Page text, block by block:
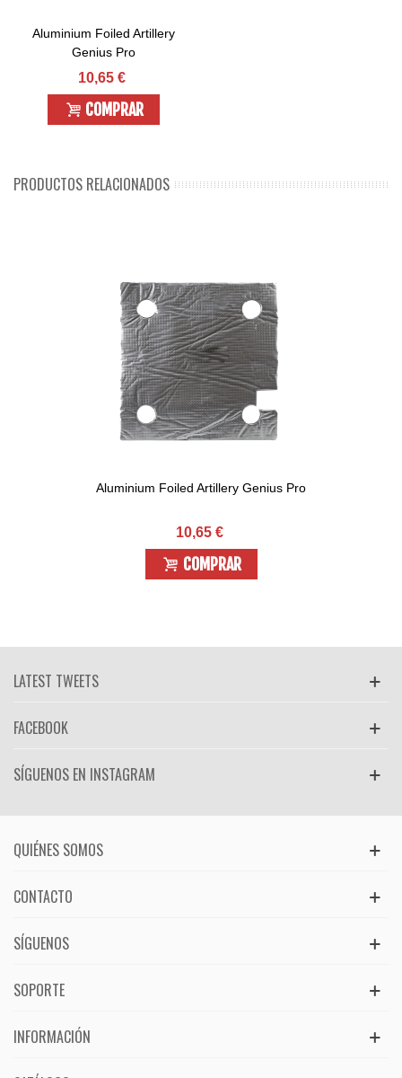
Aluminium Foiled Artillery
Genius Pro
10,65 €
COMPRAR
PRODUCTOS RELACIONADOS
Aluminium Foiled Artillery Genius Pro
10,65 €
COMPRAR
LATEST TWEETS
FACEBOOK
SÍGUENOS EN INSTAGRAM
QUIÉNES SOMOS
CONTACTO
SÍGUENOS
SOPORTE
INFORMACIÓN